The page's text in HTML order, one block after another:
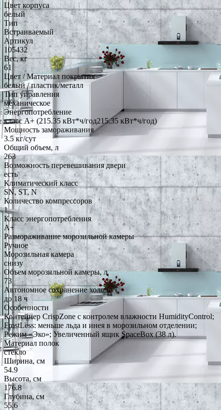
Цвет корпуса
белый
Тип
Встраиваемый
Артикул
105432
Вес, кг
61
Цвет / Материал покрытия
белый / пластик/металл
Тип управления
механическое
Энергопотребление
класс A+ (215.35 кВт*ч/год215.35 кВт*ч/год)
Мощность замораживания
3.5 кг/сут
Общий объем, л
263
Возможность перевешивания двери
есть
Климатический класс
SN, ST, N
Количество компрессоров
1
Класс энергопотребления
A+
Размораживание морозильной камеры
Ручное
Морозильная камера
снизу
Объем морозильной камеры, л
73
Автономное сохранение холода
до 18 ч
Особенности
Контейнер CrispZone с контролем влажности HumidityControl;
FrostLess: меньше льда и инея в морозильном отделении;
Режим «Эко»; Увеличенный ящик SpaceBox (38 л).
Материал полок
стекло
Ширина, см
54.9
Высота, см
176.8
Глубина, см
55.6